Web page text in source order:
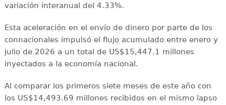
variación interanual del 4.33%.
Esta aceleración en el envío de dinero por parte de los
connacionales impulsó el flujo acumulado entre enero y
julio de 2026 a un total de US$15,447.1 millones
inyectados a la economía nacional.
Al comparar los primeros siete meses de este año con
los US$14,493.69 millones recibidos en el mismo lapso